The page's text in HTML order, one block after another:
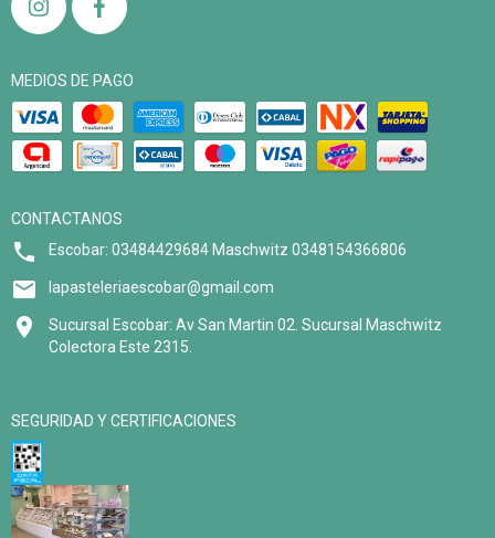
MEDIOS DE PAGO
CONTACTANOS
Escobar: 03484429684 Maschwitz 0348154366806
lapasteleriaescobar@gmail.com
Sucursal Escobar: Av San Martin 02. Sucursal Maschwitz
Colectora Este 2315.
SEGURIDAD Y CERTIFICACIONES